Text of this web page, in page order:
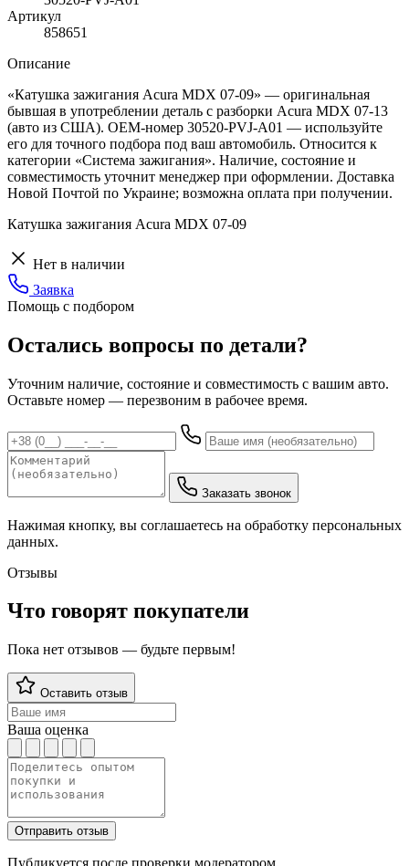
Артикул
858651
Описание
«Катушка зажигания Acura MDX 07-09» — оригинальная
бывшая в употреблении деталь с разборки Acura MDX 07-13
(авто из США). OEM-номер 30520-PVJ-A01 — используйте
его для точного подбора под ваш автомобиль. Относится к
категории «Система зажигания». Наличие, состояние и
совместимость уточнит менеджер при оформлении. Доставка
Новой Почтой по Украине; возможна оплата при получении.
Катушка зажигания Acura MDX 07-09
Нет в наличии
Заявка
Помощь с подбором
Остались вопросы по детали?
Уточним наличие, состояние и совместимость с вашим авто.
Оставьте номер — перезвоним в рабочее время.
Заказать звонок
Нажимая кнопку, вы соглашаетесь на обработку персональных
данных.
Отзывы
Что говорят покупатели
Пока нет отзывов — будьте первым!
Оставить отзыв
Ваша оценка
Отправить отзыв